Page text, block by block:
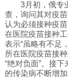
文化
历史
3月初，俄专
查，询问其对疫
认为必须接种疫
在医院疫苗接种
表示“虽略有不足
所在医院疫苗接
“绝对负面”。接
的传染病不断增加